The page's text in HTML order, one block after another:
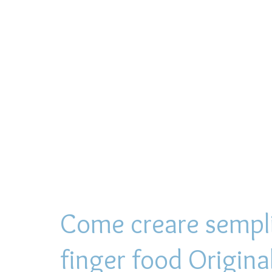
Come creare
finger food